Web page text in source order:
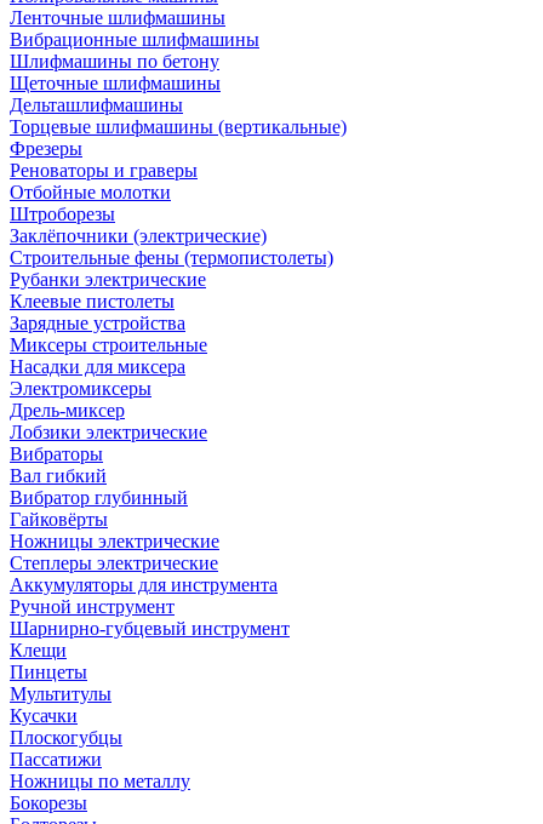
Ленточные шлифмашины
Вибрационные шлифмашины
Шлифмашины по бетону
Щеточные шлифмашины
Дельташлифмашины
Торцевые шлифмашины (вертикальные)
Фрезеры
Реноваторы и граверы
Отбойные молотки
Штроборезы
Заклёпочники (электрические)
Строительные фены (термопистолеты)
Рубанки электрические
Клеевые пистолеты
Зарядные устройства
Миксеры строительные
Насадки для миксера
Электромиксеры
Дрель-миксер
Лобзики электрические
Вибраторы
Вал гибкий
Вибратор глубинный
Гайковёрты
Ножницы электрические
Степлеры электрические
Аккумуляторы для инструмента
Ручной инструмент
Шарнирно-губцевый инструмент
Клещи
Пинцеты
Мультитулы
Кусачки
Плоскогубцы
Пассатижи
Ножницы по металлу
Бокорезы